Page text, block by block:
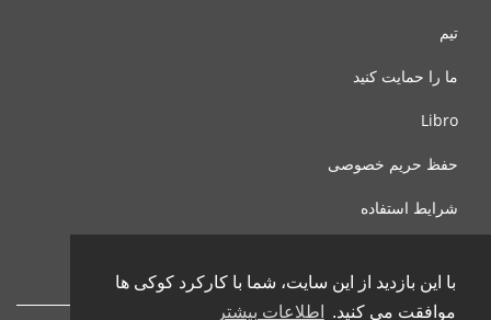
با این بازدید از این سایت، شما با کارکرد کوکی ها
موافقت می کنید.
اطلاعات بیشتر
تیم
ما را حمایت کنید
Libro
حفظ حریم خصوصی
شرایط استفاده